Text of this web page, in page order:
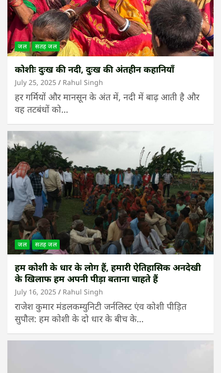
जल सतह जल
कोशीः दुःख की नदी, दुःख की अंतहीन कहानियाँ
July 25, 2025 Rahul Singh
हर गर्मियों और मानसून के अंत में, नदी में बाढ़ आती है और
वह तटबंधों को…
जल सतह जल
हम कोशी के धार के लोग हैं, हमारी ऐतिहासिक अनदेखी
के खिलाफ हम अपनी पीड़ा बताना चाहते हैं
July 16, 2025 Rahul Singh
राजेश कुमार मंडलकम्युनिटी जर्नलिस्ट एंव कोशी पीड़ित
सुपौल: हम कोशी के दो धार के बीच के…